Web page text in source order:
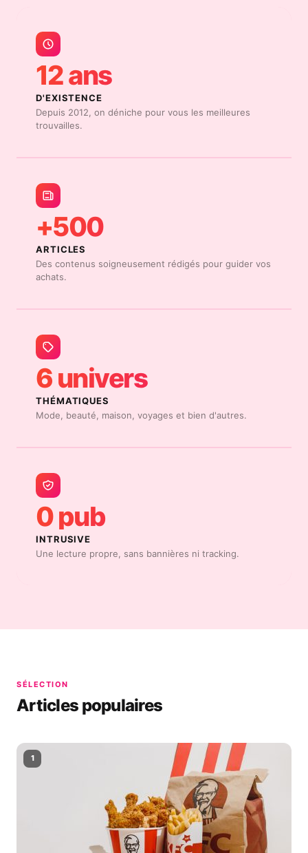
12 ans
D'EXISTENCE
Depuis 2012, on déniche pour vous les meilleures
trouvailles.
+500
ARTICLES
Des contenus soigneusement rédigés pour guider vos
achats.
6 univers
THÉMATIQUES
Mode, beauté, maison, voyages et bien d'autres.
0 pub
INTRUSIVE
Une lecture propre, sans bannières ni tracking.
SÉLECTION
Articles populaires
1